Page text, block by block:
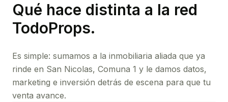
Qué hace distinta a la red
TodoProps.
Es simple: sumamos a la inmobiliaria aliada que ya
rinde en San Nicolas, Comuna 1 y le damos datos,
marketing e inversión detrás de escena para que tu
venta avance.